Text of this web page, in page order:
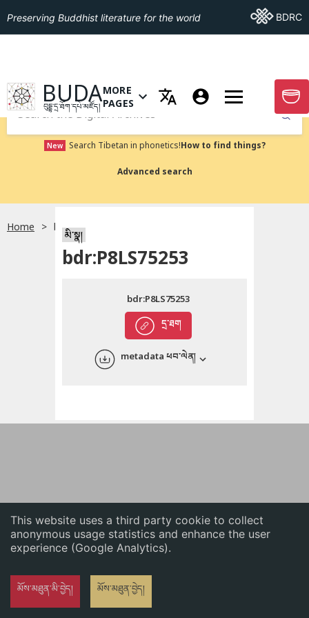
This website uses a third party cookie to collect
anonymous usage statistics and enhance the user
experience (Google Analytics).
མོས་མཐུན་མི་བྱེད། མོས་མཐུན་བྱེད།
English
Preserving Buddhist literature for the world Go ToBDRC
GO TO HOMEPAGE
BUDA
བུདྡྷ་དྲ་ཐོག་དཔེ་མཛོད།
OPEN MENU OF MORE PAGES
MORE
PAGES
GO
Submit
New Search Tibetan in phonetics!How to find things?
Advanced search
Home bdr:P8LS75253
མི་སྣ།
bdr:P8LS75253
དྲ་ཐག
bdr:P8LS75253
metadata ཕབ་ལེན།